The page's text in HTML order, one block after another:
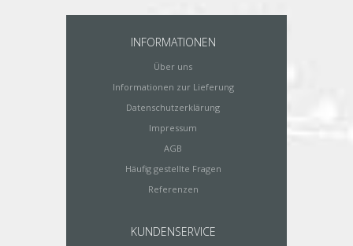
INFORMATIONEN
Über uns
Informationen zur Lieferung
Datenschutzerklärung
Impressum
AGB
Häufig gestellte Fragen
Referenzen
KUNDENSERVICE